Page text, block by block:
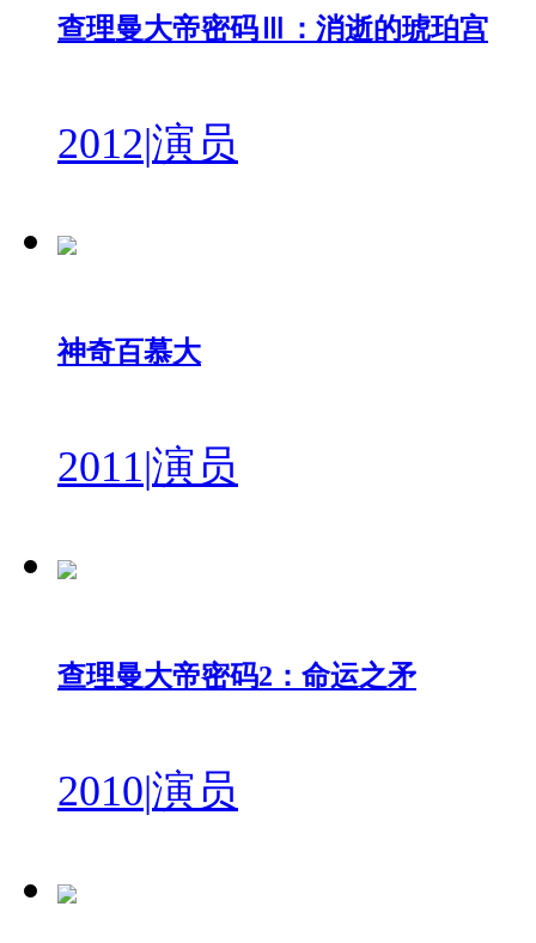
查理曼大帝密码Ⅲ：消逝的琥珀宫
2012|演员
神奇百慕大
2011|演员
查理曼大帝密码2：命运之矛
2010|演员